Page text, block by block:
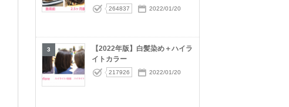
264837 2022/01/20
3
【2022年版】白髪染め＋ハイラ
イトカラー
217926 2022/01/20